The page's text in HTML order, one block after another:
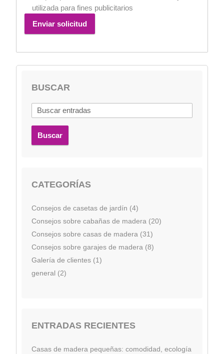
utilizada para fines publicitarios
Enviar solicitud
BUSCAR
Buscar
CATEGORÍAS
Consejos de casetas de jardín (4)
Consejos sobre cabañas de madera (20)
Consejos sobre casas de madera (31)
Consejos sobre garajes de madera (8)
Galería de clientes (1)
general (2)
ENTRADAS RECIENTES
Casas de madera pequeñas: comodidad, ecología